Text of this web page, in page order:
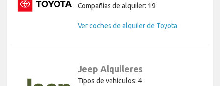
Compañías de alquiler: 19
Ver coches de alquiler de Toyota
Jeep Alquileres
Tipos de vehículos: 4